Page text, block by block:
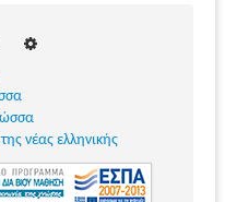
νέας ελληνικής